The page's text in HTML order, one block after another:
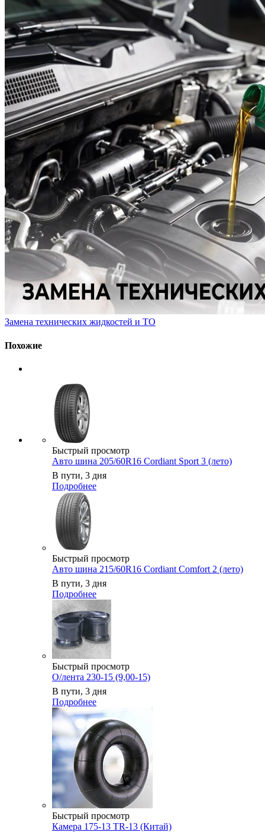
Замена технических жидкостей и ТО
Похожие
Быстрый просмотр
Авто шина 205/60R16 Cordiant Sport 3 (лето)
В пути, 3 дня
Подробнее
Быстрый просмотр
Авто шина 215/60R16 Cordiant Comfort 2 (лето)
В пути, 3 дня
Подробнее
Быстрый просмотр
О/лента 230-15 (9,00-15)
В пути, 3 дня
Подробнее
Быстрый просмотр
Камера 175-13 TR-13 (Китай)